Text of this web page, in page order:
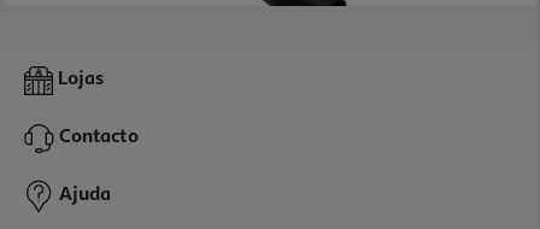
Cartolina Mab Preto 50x65cm
0,95 €
Lojas
Contacto
Ajuda